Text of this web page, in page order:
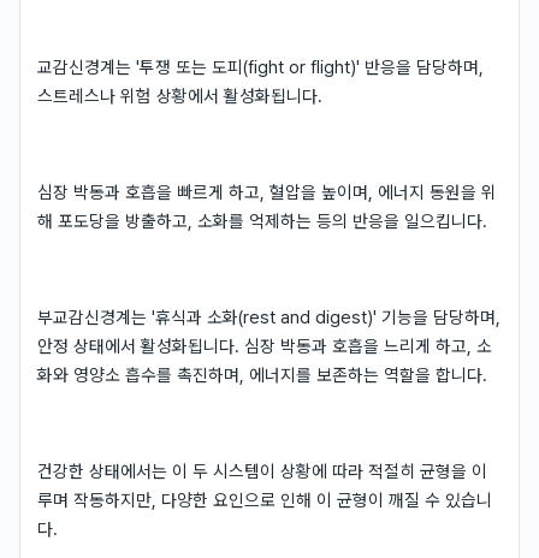
교감신경계는 '투쟁 또는 도피(fight or flight)' 반응을 담당하며,
스트레스나 위험 상황에서 활성화됩니다.
심장 박동과 호흡을 빠르게 하고, 혈압을 높이며, 에너지 동원을 위
해 포도당을 방출하고, 소화를 억제하는 등의 반응을 일으킵니다.
부교감신경계는 '휴식과 소화(rest and digest)' 기능을 담당하며,
안정 상태에서 활성화됩니다. 심장 박동과 호흡을 느리게 하고, 소
화와 영양소 흡수를 촉진하며, 에너지를 보존하는 역할을 합니다.
건강한 상태에서는 이 두 시스템이 상황에 따라 적절히 균형을 이
루며 작동하지만, 다양한 요인으로 인해 이 균형이 깨질 수 있습니
다.